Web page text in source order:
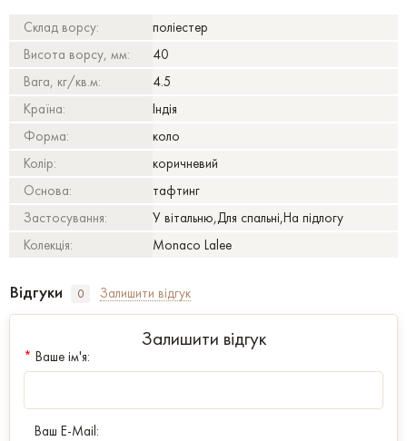
Склад ворсу:
поліестер
Висота ворсу, мм:
40
Вага, кг/кв.м:
4.5
Країна:
Індія
Форма:
коло
Колір:
коричневий
Основа:
тафтинг
Застосування:
У вітальню,Для спальні,На підлогу
Колекція:
Monaco Lalee
Відгуки 0 Залишити відгук
Залишити відгук
* Ваше ім'я:
Ваш E-Mail: